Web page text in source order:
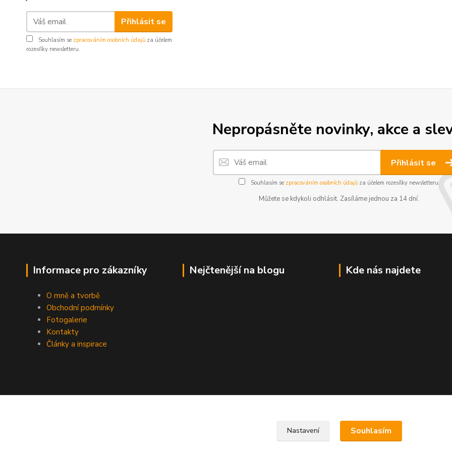
Přihlásit se
Souhlasím se zpracováním osobních údajů za účelem
rozesílky newsletteru.
Nepropásněte novinky, akce a
Přihlásit se
Souhlasím se zpracováním osobních údajůza účelem rozesílky newsletteru.
Můžete se kdykoli odhlásit. Zasíláme jednou za 14 dní.
Informace pro zákazníky
O mně a tvorbě
Obchodní podmínky
Fotogalerie
Kontakty
Články a inspirace
Nejčtenější na blogu Kde nás najdete
Nastavení Souhlasím